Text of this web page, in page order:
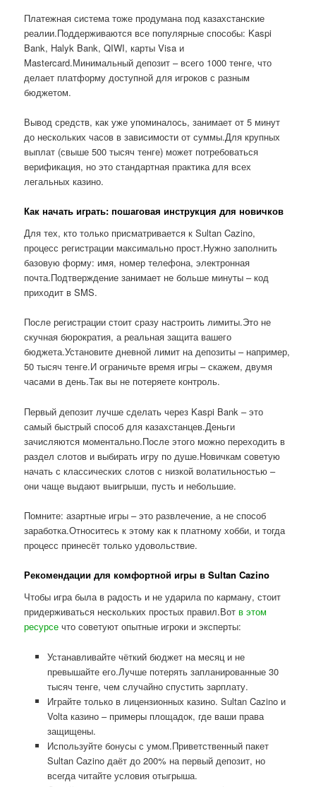
Платежная система тоже продумана под казахстанские
реалии.Поддерживаются все популярные способы: Kaspi
Bank, Halyk Bank, QIWI, карты Visa и
Mastercard.Минимальный депозит – всего 1000 тенге, что
делает платформу доступной для игроков с разным
бюджетом.
Вывод средств, как уже упоминалось, занимает от 5 минут
до нескольких часов в зависимости от суммы.Для крупных
выплат (свыше 500 тысяч тенге) может потребоваться
верификация, но это стандартная практика для всех
легальных казино.
Как начать играть: пошаговая инструкция для новичков
Для тех, кто только присматривается к Sultan Cazino,
процесс регистрации максимально прост.Нужно заполнить
базовую форму: имя, номер телефона, электронная
почта.Подтверждение занимает не больше минуты – код
приходит в SMS.
После регистрации стоит сразу настроить лимиты.Это не
скучная бюрократия, а реальная защита вашего
бюджета.Установите дневной лимит на депозиты – например,
50 тысяч тенге.И ограничьте время игры – скажем, двумя
часами в день.Так вы не потеряете контроль.
Первый депозит лучше сделать через Kaspi Bank – это
самый быстрый способ для казахстанцев.Деньги
зачисляются моментально.После этого можно переходить в
раздел слотов и выбирать игру по душе.Новичкам советую
начать с классических слотов с низкой волатильностью –
они чаще выдают выигрыши, пусть и небольшие.
Помните: азартные игры – это развлечение, а не способ
заработка.Относитесь к этому как к платному хобби, и тогда
процесс принесёт только удовольствие.
Рекомендации для комфортной игры в Sultan Cazino
Чтобы игра была в радость и не ударила по карману, стоит
придерживаться нескольких простых правил.Вотв этом
ресурсе что советуют опытные игроки и эксперты:
Устанавливайте чёткий бюджет на месяц и не
превышайте его.Лучше потерять запланированные 30
тысяч тенге, чем случайно спустить зарплату.
Играйте только в лицензионных казино. Sultan Cazino и
Volta казино – примеры площадок, где ваши права
защищены.
Используйте бонусы с умом.Приветственный пакет
Sultan Cazino даёт до 200% на первый депозит, но
всегда читайте условия отыгрыша.